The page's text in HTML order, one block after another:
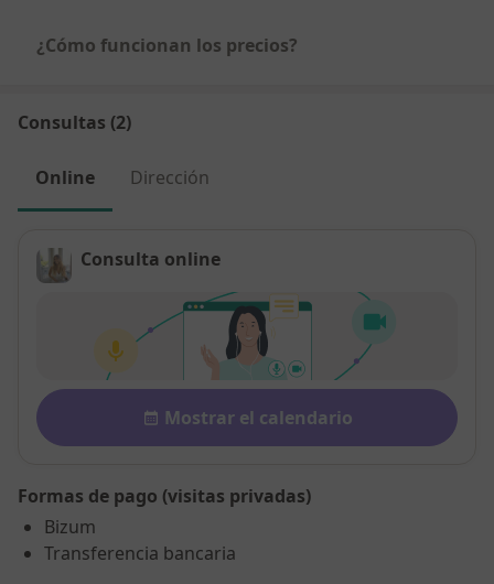
¿Cómo funcionan los precios?
Consultas (2)
Online Dirección
Consulta online
Disponibilidad
Mostrar el calendario
Formas de pago (visitas privadas)
Bizum
Transferencia bancaria